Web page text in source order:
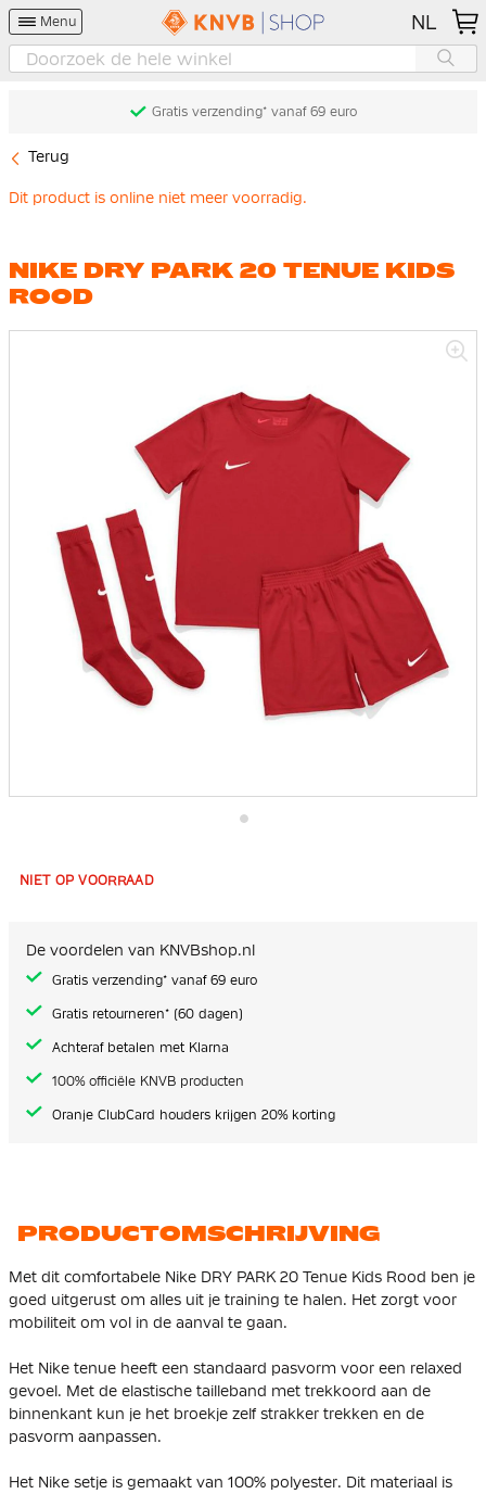
Menu NL
Gratis verzending* vanaf 69 euro
Terug
Dit product is online niet meer voorradig.
NIKE DRY PARK 20 TENUE KIDS
ROOD
het
afbeeldingen-
gallerij
NIET OP VOORRAAD
De voordelen van KNVBshop.nl
Gratis verzending* vanaf 69 euro
Gratis retourneren* (60 dagen)
Achteraf betalen met Klarna
100% officiële KNVB producten
Oranje ClubCard houders krijgen 20% korting
PRODUCTOMSCHRIJVING
Met dit comfortabele Nike DRY PARK 20 Tenue Kids Rood ben je
goed uitgerust om alles uit je training te halen. Het zorgt voor
mobiliteit om vol in de aanval te gaan.
Het Nike tenue heeft een standaard pasvorm voor een relaxed
gevoel. Met de elastische tailleband met trekkoord aan de
binnenkant kun je het broekje zelf strakker trekken en de
pasvorm aanpassen.
Het Nike setje is gemaakt van 100% polyester. Dit materiaal is